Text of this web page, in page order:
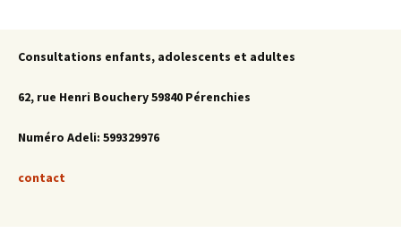
Consultations enfants, adolescents et adultes
62, rue Henri Bouchery 59840 Pérenchies
Numéro Adeli: 599329976
contact